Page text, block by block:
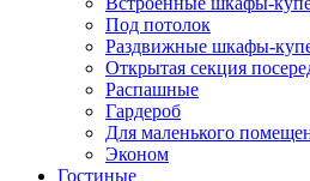
Под потолок
Раздвижные шкафы-
Открытая секция
Распашные
Гардероб
Для маленького
Эконом
Гостиные